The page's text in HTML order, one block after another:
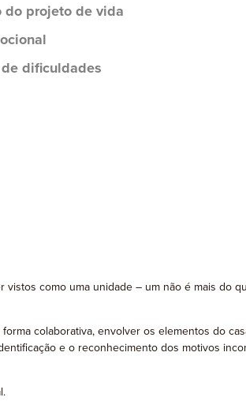
do projeto de vida
dificuldades
como uma unidade – um não é mais do
colaborativa, envolver os elementos do
e o reconhecimento dos motivos